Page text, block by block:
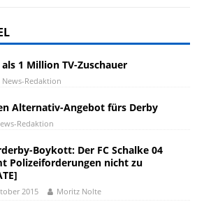
1 Million TV-Zuschauer
News-Redaktion
Alternativ-Angebot fürs Derby
Redaktion
Boykott: Der FC Schalke 04
Polizeiforderungen nicht zu
2015 Moritz Nolte